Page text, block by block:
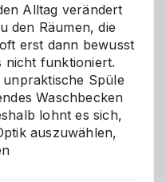
Alltag verändert
den Räumen, die
erst dann bewusst
nicht funktioniert.
Spüle
Waschbecken
lohnt es sich,
auszuwählen,